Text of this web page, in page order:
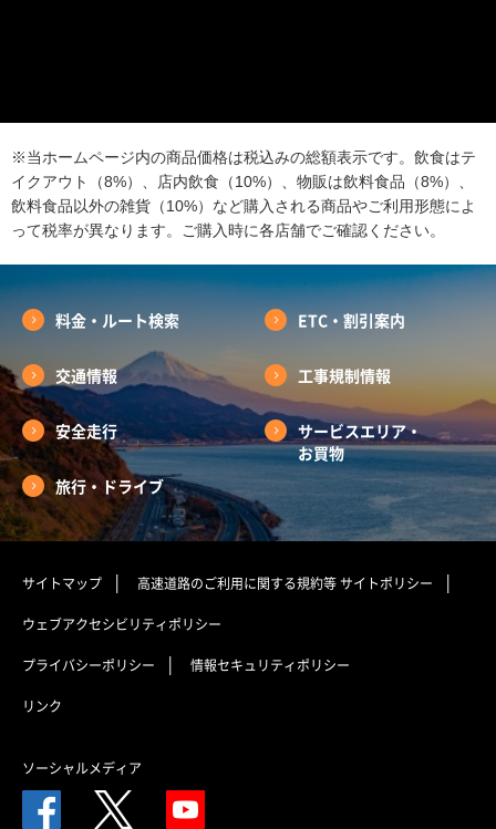
※当ホームページ内の商品価格は税込みの総額表示です。飲食はテ
イクアウト（8%）、店内飲食（10%）、物販は飲料食品（8%）、
飲料食品以外の雑貨（10%）など購入される商品やご利用形態によ
って税率が異なります。ご購入時に各店舗でご確認ください。
料金・ルート検索 ETC・割引案内
交通情報 工事規制情報
安全走行
サービスエリア・
お買物
旅行・ドライブ
サイトマップ 高速道路のご利用に関する規約等サイトポリシー
ウェブアクセシビリティポリシー
プライバシーポリシー 情報セキュリティポリシー
リンク
ソーシャルメディア